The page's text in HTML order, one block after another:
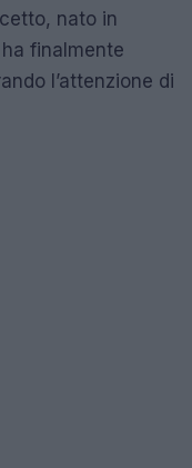
nato in
finalmente
l’attenzione di